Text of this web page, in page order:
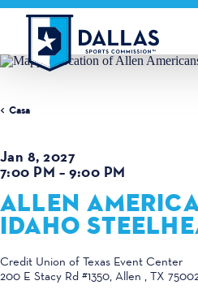
Vai al contenuto
Casa
Jan 8, 2027
7:00 PM – 9:00 PM
ALLEN
IDAHO
Credit Union of Texas Event Center
200 E Stacy Rd #1350 Allen , TX